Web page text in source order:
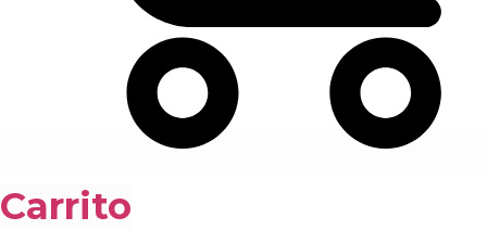
Carrito